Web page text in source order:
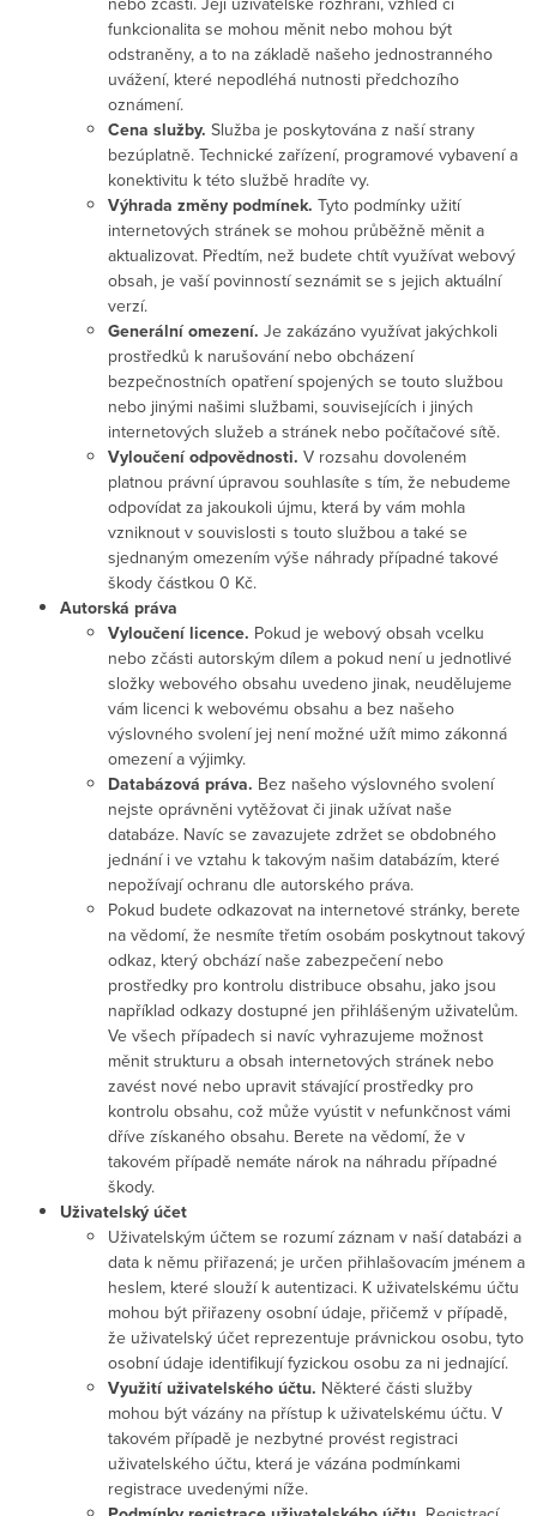
funkcionalita se mohou měnit nebo mohou být
odstraněny, a to na základě našeho jednostranného
uvážení, které nepodléhá nutnosti předchozího
oznámení.
Cena služby. Služba je poskytována z naší strany
bezúplatně. Technické zařízení, programové vybavení a
konektivitu k této službě hradíte vy.
Výhrada změny podmínek. Tyto podmínky užití
internetových stránek se mohou průběžně měnit a
aktualizovat. Předtím, než budete chtít využívat webový
obsah, je vaší povinností seznámit se s jejich aktuální
verzí.
Generální omezení. Je zakázáno využívat jakýchkoli
prostředků k narušování nebo obcházení
bezpečnostních opatření spojených se touto službou
nebo jinými našimi službami, souvisejících i jiných
internetových služeb a stránek nebo počítačové sítě.
Vyloučení odpovědnosti. V rozsahu dovoleném
platnou právní úpravou souhlasíte s tím, že nebudeme
odpovídat za jakoukoli újmu, která by vám mohla
vzniknout v souvislosti s touto službou a také se
sjednaným omezením výše náhrady případné takové
škody částkou 0 Kč.
Autorská práva
Vyloučení licence. Pokud je webový obsah vcelku
nebo zčásti autorským dílem a pokud není u jednotlivé
složky webového obsahu uvedeno jinak, neudělujeme
vám licenci k webovému obsahu a bez našeho
výslovného svolení jej není možné užít mimo zákonná
omezení a výjimky.
Databázová práva. Bez našeho výslovného svolení
nejste oprávněni vytěžovat či jinak užívat naše
databáze. Navíc se zavazujete zdržet se obdobného
jednání i ve vztahu k takovým našim databázím, které
nepožívají ochranu dle autorského práva.
Pokud budete odkazovat na internetové stránky, berete
na vědomí, že nesmíte třetím osobám poskytnout takový
odkaz, který obchází naše zabezpečení nebo
prostředky pro kontrolu distribuce obsahu, jako jsou
například odkazy dostupné jen přihlášeným uživatelům.
Ve všech případech si navíc vyhrazujeme možnost
měnit strukturu a obsah internetových stránek nebo
zavést nové nebo upravit stávající prostředky pro
kontrolu obsahu, což může vyústit v nefunkčnost vámi
dříve získaného obsahu. Berete na vědomí, že v
takovém případě nemáte nárok na náhradu případné
škody.
Uživatelský účet
Uživatelským účtem se rozumí záznam v naší databázi a
data k němu přiřazená; je určen přihlašovacím jménem a
heslem, které slouží k autentizaci. K uživatelskému účtu
mohou být přiřazeny osobní údaje, přičemž v případě,
že uživatelský účet reprezentuje právnickou osobu, tyto
osobní údaje identifikují fyzickou osobu za ni jednající.
Využití uživatelského účtu. Některé části služby
mohou být vázány na přístup k uživatelskému účtu. V
takovém případě je nezbytné provést registraci
uživatelského účtu, která je vázána podmínkami
registrace uvedenými níže.